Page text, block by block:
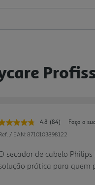
4.8 Leu
84
Link
para
a
(84)
Faça a
/ EAN: 8710103898122
secador de cabelo
prática para quem